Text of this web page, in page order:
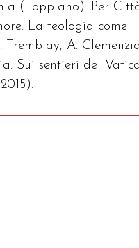
(Loppiano). Per
La teologia come
Tremblay, A. Clemenzia
Sui sentieri del